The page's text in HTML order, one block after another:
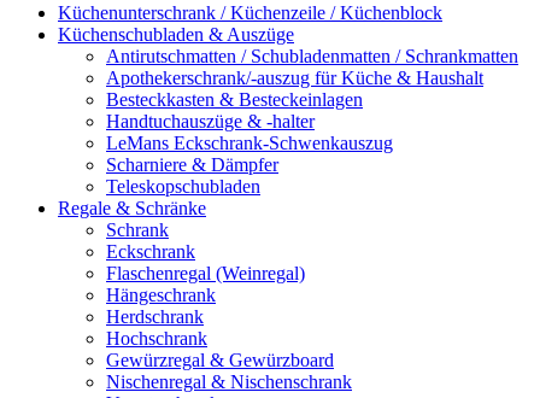
Küchenunterschrank / Küchenzeile / Küchenblock
Küchenschubladen & Auszüge
Antirutschmatten / Schubladenmatten / Schrankmatten
Apothekerschrank/-auszug für Küche & Haushalt
Besteckkasten & Besteckeinlagen
Handtuchauszüge & -halter
LeMans Eckschrank-Schwenkauszug
Scharniere & Dämpfer
Teleskopschubladen
Regale & Schränke
Schrank
Eckschrank
Flaschenregal (Weinregal)
Hängeschrank
Herdschrank
Hochschrank
Gewürzregal & Gewürzboard
Nischenregal & Nischenschrank